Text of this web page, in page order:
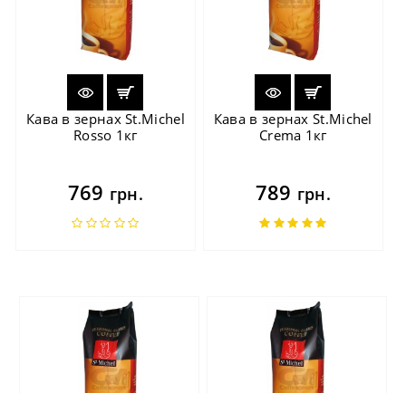
Кава в зернах St.Michel
Rosso 1кг
769 грн.
Кава в зернах St.Michel
Crema 1кг
789 грн.